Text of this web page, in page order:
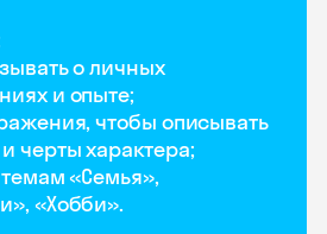
о личных
и опыте;
чтобы описывать
черты характера;
«Семья»,
«Хобби».